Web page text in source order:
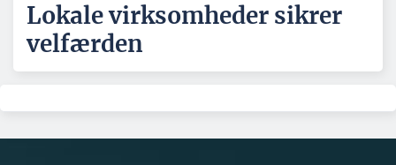
Lokale virksomheder sikrer
velfærden